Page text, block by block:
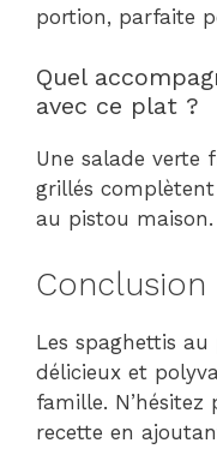
portion, parfaite
Quel
avec ce plat ?
Une salade verte
grillés
au pistou maison.
Conclusion
Les spaghettis
délicieux et
famille. N’hésitez
recette en